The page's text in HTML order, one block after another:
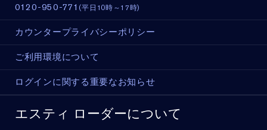
0120-950-771 (平日10時～17時)
カウンタープライバシーポリシー
ご利用環境について
ログインに関する重要なお知らせ
エスティ ローダーについて